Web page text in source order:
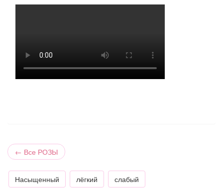
← Все РОЗЫ
Насыщенный лёгкий слабый